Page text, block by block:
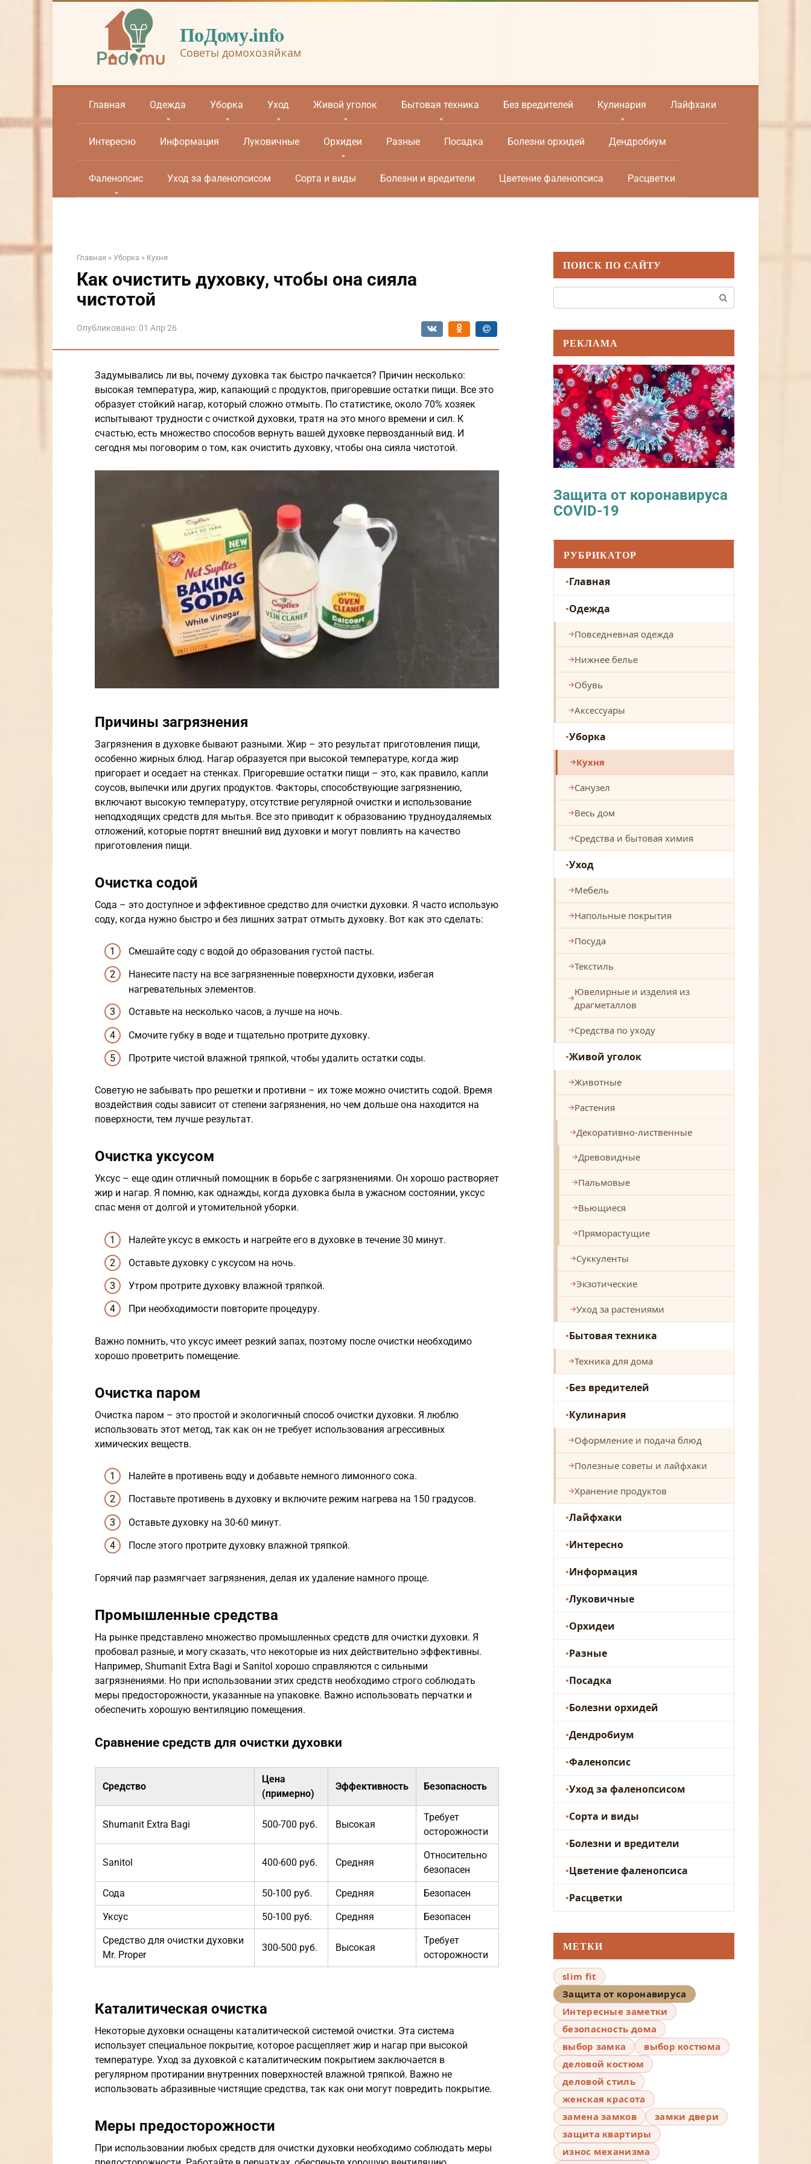
ПоДому.info
Советы домохозяйкам
Главная Одежда Уборка Уход Живой уголок Бытовая техника Без вредителей Кулинария Лайфхаки
Интересно Информация Луковичные Орхидеи Разные Посадка Болезни орхидей Дендробиум
Фаленопсис Уход за фаленопсисом Сорта и виды Болезни и вредители Цветение фаленопсиса Расцветки
Главная » Уборка » Кухня
Как очистить духовку, чтобы она сияла
чистотой
Опубликовано: 01 Апр 26
Задумывались ли вы, почему духовка так быстро пачкается? Причин несколько:
высокая температура, жир, капающий с продуктов, пригоревшие остатки пищи. Все это
образует стойкий нагар, который сложно отмыть. По статистике, около 70% хозяек
испытывают трудности с очисткой духовки, тратя на это много времени и сил. К
счастью, есть множество способов вернуть вашей духовке первозданный вид. И
сегодня мы поговорим о том, как очистить духовку, чтобы она сияла чистотой.
Причины загрязнения
Загрязнения в духовке бывают разными. Жир – это результат приготовления пищи,
особенно жирных блюд. Нагар образуется при высокой температуре, когда жир
пригорает и оседает на стенках. Пригоревшие остатки пищи – это, как правило, капли
соусов, выпечки или других продуктов. Факторы, способствующие загрязнению,
включают высокую температуру, отсутствие регулярной очистки и использование
неподходящих средств для мытья. Все это приводит к образованию трудноудаляемых
отложений, которые портят внешний вид духовки и могут повлиять на качество
приготовления пищи.
Очистка содой
Сода – это доступное и эффективное средство для очистки духовки. Я часто использую
соду, когда нужно быстро и без лишних затрат отмыть духовку. Вот как это сделать:
Смешайте соду с водой до образования густой пасты.
Нанесите пасту на все загрязненные поверхности духовки, избегая
нагревательных элементов.
Оставьте на несколько часов, а лучше на ночь.
Смочите губку в воде и тщательно протрите духовку.
Протрите чистой влажной тряпкой, чтобы удалить остатки соды.
Советую не забывать про решетки и противни – их тоже можно очистить содой. Время
воздействия соды зависит от степени загрязнения, но чем дольше она находится на
поверхности, тем лучше результат.
Очистка уксусом
Уксус – еще один отличный помощник в борьбе с загрязнениями. Он хорошо растворяет
жир и нагар. Я помню, как однажды, когда духовка была в ужасном состоянии, уксус
спас меня от долгой и утомительной уборки.
Налейте уксус в емкость и нагрейте его в духовке в течение 30 минут.
Оставьте духовку с уксусом на ночь.
Утром протрите духовку влажной тряпкой.
При необходимости повторите процедуру.
Важно помнить, что уксус имеет резкий запах, поэтому после очистки необходимо
хорошо проветрить помещение.
Очистка паром
Очистка паром – это простой и экологичный способ очистки духовки. Я люблю
использовать этот метод, так как он не требует использования агрессивных
химических веществ.
Налейте в противень воду и добавьте немного лимонного сока.
Поставьте противень в духовку и включите режим нагрева на 150 градусов.
Оставьте духовку на 30-60 минут.
После этого протрите духовку влажной тряпкой.
Горячий пар размягчает загрязнения, делая их удаление намного проще.
Промышленные средства
На рынке представлено множество промышленных средств для очистки духовки. Я
пробовал разные, и могу сказать, что некоторые из них действительно эффективны.
Например, Shumanit Extra Bagi и Sanitol хорошо справляются с сильными
загрязнениями. Но при использовании этих средств необходимо строго соблюдать
меры предосторожности, указанные на упаковке. Важно использовать перчатки и
обеспечить хорошую вентиляцию помещения.
Сравнение средств для очистки духовки
Средство
Цена
(примерно)
Эффективность Безопасность
Shumanit Extra Bagi 500-700 руб. Высокая
Требует
осторожности
Sanitol 400-600 руб. Средняя
Относительно
безопасен
Сода 50-100 руб. Средняя Безопасен
Уксус 50-100 руб. Средняя Безопасен
Средство для очистки духовки
Mr. Proper
300-500 руб. Высокая
Требует
осторожности
Каталитическая очистка
Некоторые духовки оснащены каталитической системой очистки. Эта система
использует специальное покрытие, которое расщепляет жир и нагар при высокой
температуре. Уход за духовкой с каталитическим покрытием заключается в
регулярном протирании внутренних поверхностей влажной тряпкой. Важно не
использовать абразивные чистящие средства, так как они могут повредить покрытие.
Меры предосторожности
При использовании любых средств для очистки духовки необходимо соблюдать меры
ПОИСК ПО САЙТУ
РЕКЛАМА
Защита от коронавируса
COVID-19
РУБРИКАТОР
Главная
Одежда
Повседневная одежда
Нижнее белье
Обувь
Аксессуары
Уборка
Кухня
Санузел
Весь дом
Средства и бытовая химия
Уход
Мебель
Напольные покрытия
Посуда
Текстиль
Ювелирные и изделия из
драгметаллов
Средства по уходу
Живой уголок
Животные
Растения
Декоративно-лиственные
Древовидные
Пальмовые
Вьющиеся
Пряморастущие
Суккуленты
Экзотические
Уход за растениями
Бытовая техника
Техника для дома
Без вредителей
Кулинария
Оформление и подача блюд
Полезные советы и лайфхаки
Хранение продуктов
Лайфхаки
Интересно
Информация
Луковичные
Орхидеи
Разные
Посадка
Болезни орхидей
Дендробиум
Фаленопсис
Уход за фаленопсисом
Сорта и виды
Болезни и вредители
Цветение фаленопсиса
Расцветки
МЕТКИ
slim fit
Защита от коронавируса
Интересные заметки
безопасность дома
выбор замка
выбор костюма
деловой костюм
деловой стиль
женская красота
замена замков
замки двери
защита квартиры
износ механизма